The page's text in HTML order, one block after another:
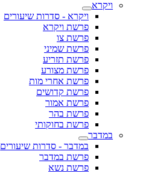
ויקרא
ויקרא - סדרות שיעורים
פרשת ויקרא
פרשת צו
פרשת שמיני
פרשת תזריע
פרשת מצורע
פרשת אחרי מות
פרשת קדושים
פרשת אמור
פרשת בהר
פרשת בחוקותי
במדבר
במדבר - סדרות שיעורים
פרשת במדבר
פרשת נשא